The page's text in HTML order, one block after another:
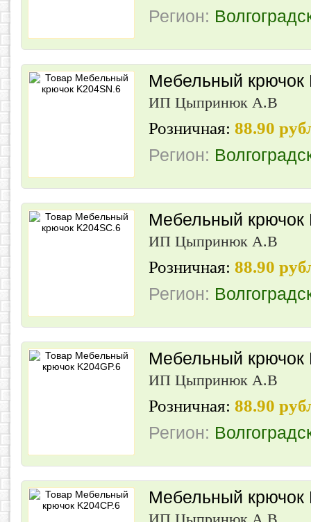
Регион:
Мебельный крючок
ИП Цыпринюк А.В
Розничная: 88.90
Регион:
Мебельный крючок
ИП Цыпринюк А.В
Розничная: 88.90
Регион:
Мебельный крючок
ИП Цыпринюк А.В
Розничная: 88.90
Регион:
Мебельный крючок